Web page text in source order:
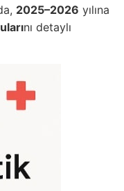
2025–2026 yılına
nı detaylı